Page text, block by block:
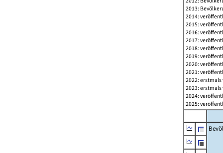
2013:
2014:
2015:
2016:
2017:
2018:
2019:
2020:
2021:
2022:
2023:
2024:
2025: